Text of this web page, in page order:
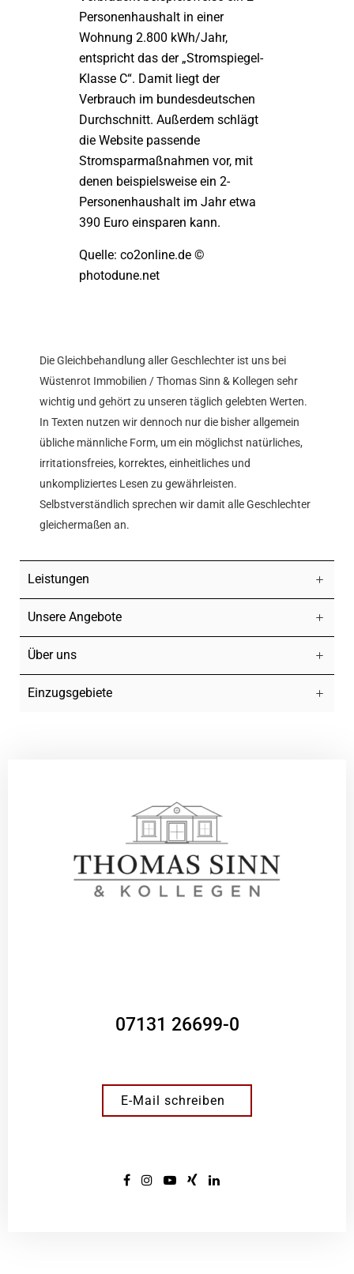
Personenhaushalt in einer
Wohnung 2.800 kWh/Jahr,
entspricht das der „Stromspiegel-
Klasse C“. Damit liegt der
Verbrauch im bundesdeutschen
Durchschnitt. Außerdem schlägt
die Website passende
Stromsparmaßnahmen vor, mit
denen beispielsweise ein 2-
Personenhaushalt im Jahr etwa
390 Euro einsparen kann.
Quelle: co2online.de ©
photodune.net
Die Gleichbehandlung aller Geschlechter ist uns bei
Wüstenrot Immobilien / Thomas Sinn & Kollegen sehr
wichtig und gehört zu unseren täglich gelebten Werten.
In Texten nutzen wir dennoch nur die bisher allgemein
übliche männliche Form, um ein möglichst natürliches,
irritationsfreies, korrektes, einheitliches und
unkompliziertes Lesen zu gewährleisten.
Selbstverständlich sprechen wir damit alle Geschlechter
gleichermaßen an.
Leistungen
Unsere Angebote
Über uns
Einzugsgebiete
07131 26699-0
E-Mail schreiben